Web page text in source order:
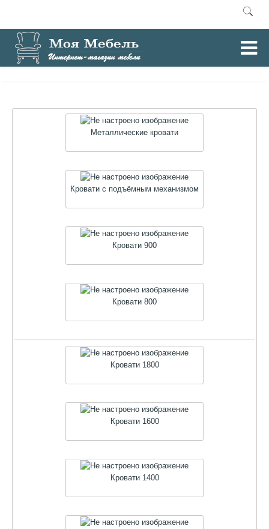
Главная / Кровати
Металлические кровати
Кровати с подъёмным механизмом
Кровати 900
Кровати 800
Кровати 1800
Кровати 1600
Кровати 1400